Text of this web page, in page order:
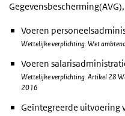
Voeren
Wettelijke verplichting. Wet
Voeren
Wettelijke verplichting. Artikel 28
2016
Geïntegreerde uitvoering